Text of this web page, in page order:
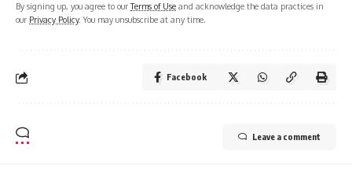
By signing up, you agree to ourTerms of Use and acknowledge the data practices in
our Privacy Policy. You may unsubscribe at any time.
Facebook
Leave a comment